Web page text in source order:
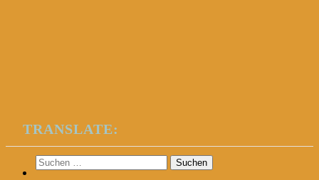
TRANSLATE:
Suchen
nach: